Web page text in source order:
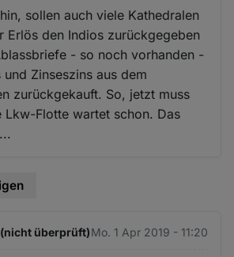
sollen auch viele Kathedralen
Erlös den Indios zurückgegeben
- so noch vorhanden -
Zinseszins aus dem
zurückgekauft. So, jetzt muss
Lkw-Flotte wartet schon. Das
überprüft)Mo. 1 Apr 2019 - 11:20